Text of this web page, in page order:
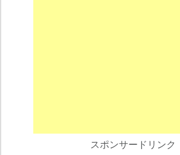
スポンサードリンク